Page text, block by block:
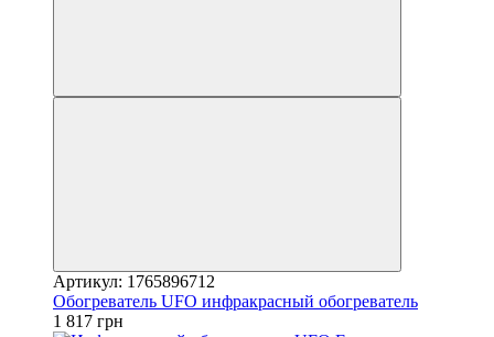
Артикул: 1765896712
Обогреватель UFO инфракрасный обогреватель
1 817 грн